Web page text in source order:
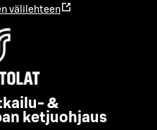
välilehteen
&
ketjuohjaus